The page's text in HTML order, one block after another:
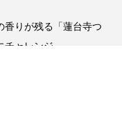
香りが残る「蓮台寺つ
チャレンジ